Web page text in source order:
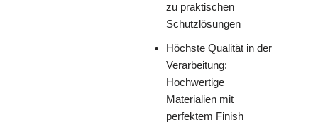
zu praktischen
Schutzlösungen
Höchste Qualität in der
Verarbeitung:
Hochwertige
Materialien mit
perfektem Finish